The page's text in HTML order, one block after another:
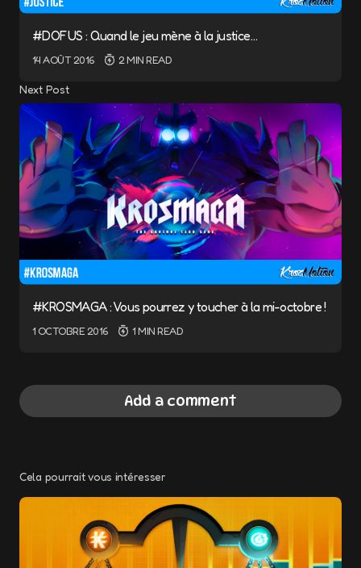
#DOFUS : Quand le jeu mène à la justice…
14 AOÛT 2016 2 MIN READ
Next Post
#KROSMAGA : Vous pourrez y toucher à la mi-octobre !
1 OCTOBRE 2016 1 MIN READ
Add a comment
Votre adresse e-mail ne sera pas publiée.
Les champs obligatoires sont indiqués avec
Message*
Cela pourrait vous intéresser